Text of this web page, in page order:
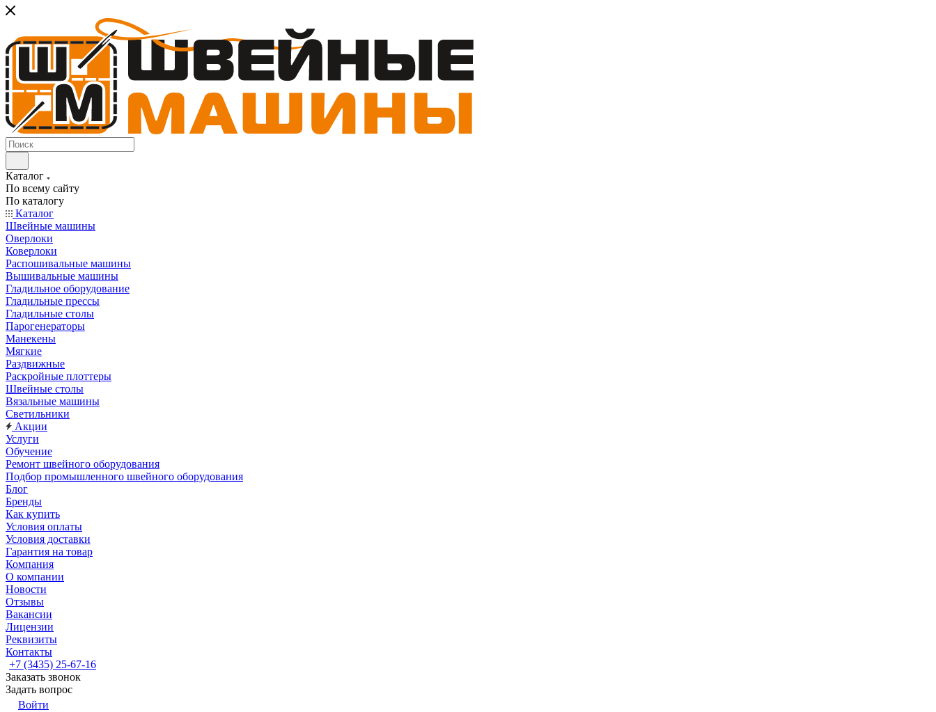
Каталог
По всему сайту
По каталогу
Каталог
Швейные машины
Оверлоки
Коверлоки
Распошивальные машины
Вышивальные машины
Гладильное оборудование
Гладильные прессы
Гладильные столы
Парогенераторы
Манекены
Мягкие
Раздвижные
Раскройные плоттеры
Швейные столы
Вязальные машины
Светильники
Акции
Услуги
Обучение
Ремонт швейного оборудования
Подбор промышленного швейного оборудования
Блог
Бренды
Как купить
Условия оплаты
Условия доставки
Гарантия на товар
Компания
О компании
Новости
Отзывы
Вакансии
Лицензии
Реквизиты
Контакты
+7 (3435) 25-67-16
Заказать звонок
Задать вопрос
Войти